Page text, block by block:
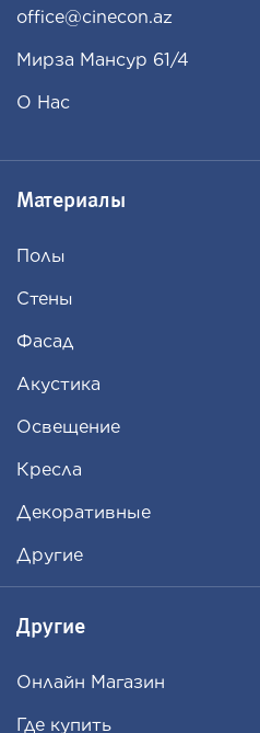
office@cinecon.az
Мирза Мансур 61/4
О Нас
Материалы
Полы
Стены
Фасад
Aкустика
Освещение
Кресла
Декоративные
Другие
Другие
Oнлайн Магазин
Где купить